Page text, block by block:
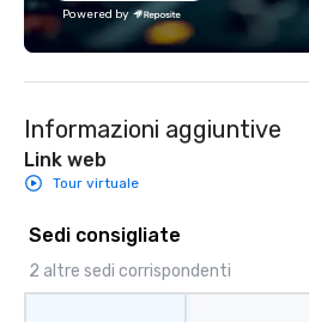
Powered by
Informazioni aggiuntive
Link web
Tour virtuale
Sedi consigliate
2 altre sedi corrispondenti